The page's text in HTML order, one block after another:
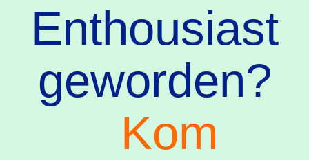
Enthousiast
geworden?
Kom